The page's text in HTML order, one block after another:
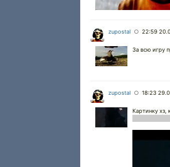
zupostal ○ 22:59
За всю игру
zupostal ○ 18:23
Картинку хз,